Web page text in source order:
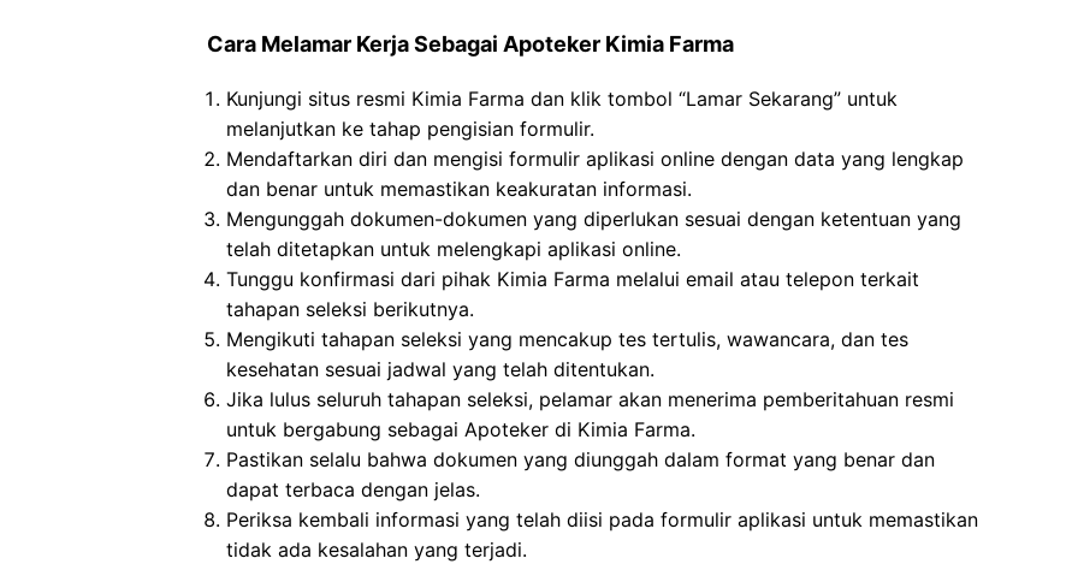
Cara Melamar Kerja Sebagai Apoteker Kimia Farma
Kunjungi situs resmi Kimia Farma dan klik tombol “Lamar Sekarang” untuk
melanjutkan ke tahap pengisian formulir.
Mendaftarkan diri dan mengisi formulir aplikasi online dengan data yang lengkap
dan benar untuk memastikan keakuratan informasi.
Mengunggah dokumen-dokumen yang diperlukan sesuai dengan ketentuan yang
telah ditetapkan untuk melengkapi aplikasi online.
Tunggu konfirmasi dari pihak Kimia Farma melalui email atau telepon terkait
tahapan seleksi berikutnya.
Mengikuti tahapan seleksi yang mencakup tes tertulis, wawancara, dan tes
kesehatan sesuai jadwal yang telah ditentukan.
Jika lulus seluruh tahapan seleksi, pelamar akan menerima pemberitahuan resmi
untuk bergabung sebagai Apoteker di Kimia Farma.
Pastikan selalu bahwa dokumen yang diunggah dalam format yang benar dan
dapat terbaca dengan jelas.
Periksa kembali informasi yang telah diisi pada formulir aplikasi untuk memastikan
tidak ada kesalahan yang terjadi.